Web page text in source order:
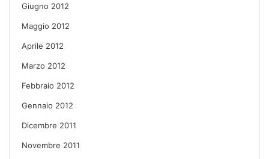
Giugno 2012
Maggio 2012
Aprile 2012
Marzo 2012
Febbraio 2012
Gennaio 2012
Dicembre 2011
Novembre 2011